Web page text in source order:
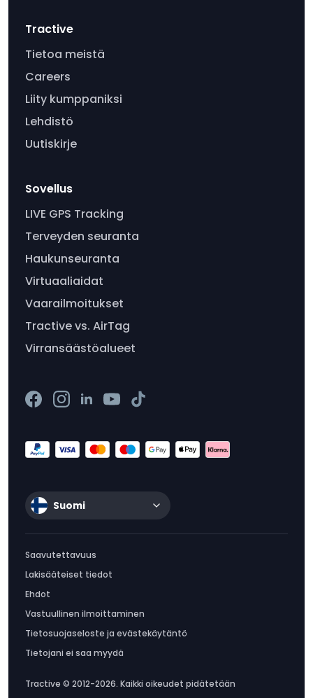
Tractive
Tietoa meistä
Careers
Liity kumppaniksi
Lehdistö
Uutiskirje
Sovellus
LIVE GPS Tracking
Terveyden seuranta
Haukunseuranta
Virtuaaliaidat
Vaarailmoitukset
Tractive vs. AirTag
Virransäästöalueet
Suomi
Saavutettavuus
Lakisääteiset tiedot
Ehdot
Vastuullinen ilmoittaminen
Tietosuojaseloste ja evästekäytäntö
Tietojani ei saa myydä
Tractive © 2012-2026. Kaikki oikeudet pidätetään